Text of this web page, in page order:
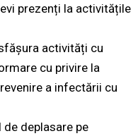
prezenți la activitățile
activități cu
cu privire la
a infectării cu
deplasare pe